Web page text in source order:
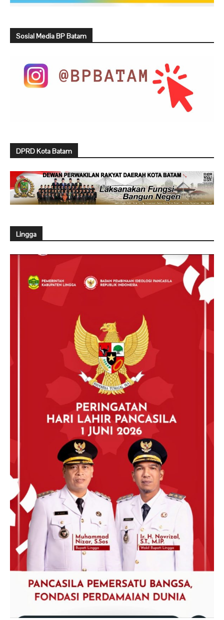
Sosial Media BP Batam
DPRD Kota Batam
Lingga